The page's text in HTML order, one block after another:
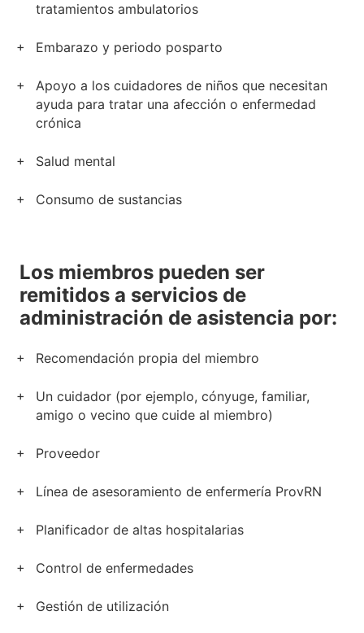
tratamientos ambulatorios
Embarazo y periodo posparto
Apoyo a los cuidadores de niños que necesitan
ayuda para tratar una afección o enfermedad
crónica
Salud mental
Consumo de sustancias
Los miembros pueden ser
remitidos a servicios de
administración de asistencia por:
Recomendación propia del miembro
Un cuidador (por ejemplo, cónyuge, familiar,
amigo o vecino que cuide al miembro)
Proveedor
Línea de asesoramiento de enfermería ProvRN
Planificador de altas hospitalarias
Control de enfermedades
Gestión de utilización